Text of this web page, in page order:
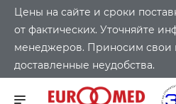
Цены на сайте и сроки
от фактических. Уточняйте
менеджеров. Приносим свои
доставленные неудобства.